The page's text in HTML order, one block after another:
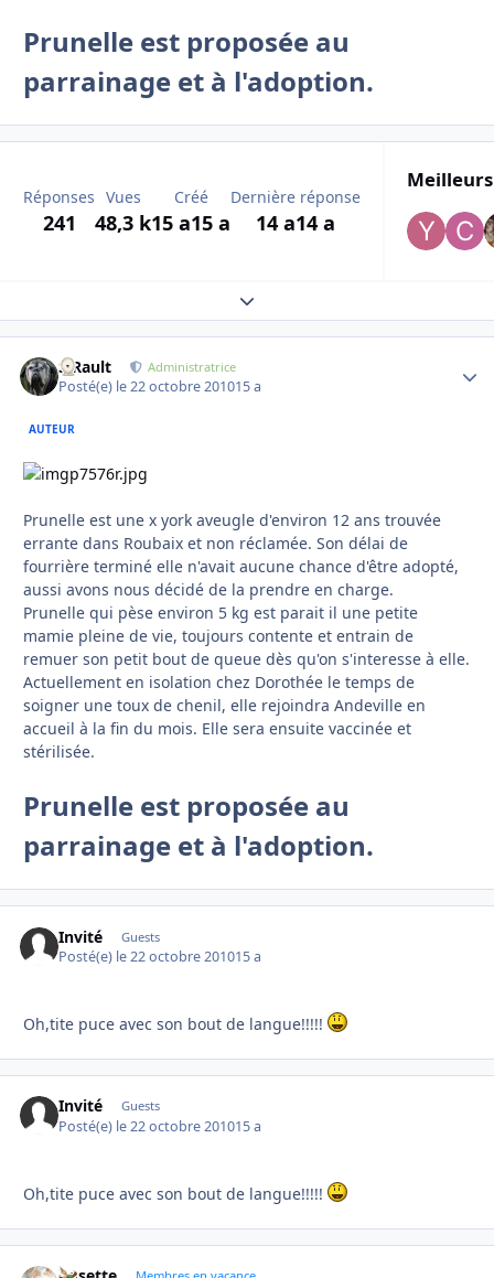
Prunelle est proposée au
parrainage et à l'adoption.
Réponses
241
Vues
48,3 k
Créé
15 a15 a
Dernière réponse
14 a14 a
Expand topic overview
S.Rault Administratrice
Posté(e) le 22 octobre 201015 a
AUTEUR
Prunelle est une x york aveugle d'environ 12 ans trouvée
errante dans Roubaix et non réclamée. Son délai de
fourrière terminé elle n'avait aucune chance d'être adopté,
aussi avons nous décidé de la prendre en charge.
Prunelle qui pèse environ 5 kg est parait il une petite
mamie pleine de vie, toujours contente et entrain de
remuer son petit bout de queue dès qu'on s'interesse à elle.
Actuellement en isolation chez Dorothée le temps de
soigner une toux de chenil, elle rejoindra Andeville en
accueil à la fin du mois. Elle sera ensuite vaccinée et
stérilisée.
Prunelle est proposée au
parrainage et à l'adoption.
Invité Guests
Posté(e) le 22 octobre 201015 a
Oh,tite puce avec son bout de langue!!!!!
Invité Guests
Posté(e) le 22 octobre 201015 a
Oh,tite puce avec son bout de langue!!!!!